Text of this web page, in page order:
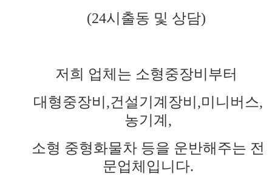
(24시출동 및 상담)
저희 업체는 소형중장비부터
대형중장비,건설기계장비,미니버스,
농기계,
소형 중형화물차 등을 운반해주는 전
문업체입니다.